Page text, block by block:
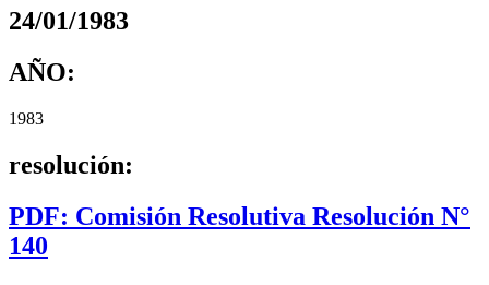
24/01/1983
AÑO:
1983
resolución:
PDF: Comisión Resolutiva Resolución N°
140